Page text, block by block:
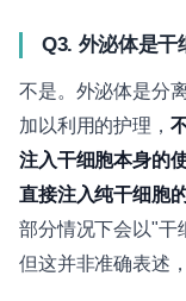
Q3. 外泌体是干
不是。外泌体是分
加以利用的护理，
注入干细胞本身的
直接注入纯干细胞
部分情况下会以"干
但这并非准确表述